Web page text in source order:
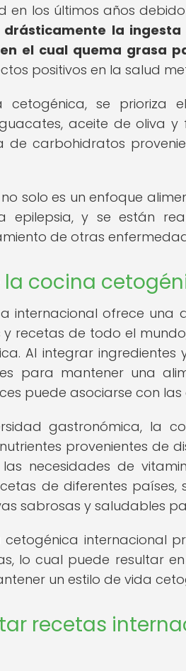
los últimos años
drásticamente la
el cual quema grasa
positivos en la salud
cetogénica, se prioriza
aceite de oliva
de carbohidratos
solo es un enfoque
y se están
de otras
la cocina
internacional ofrece
recetas de todo el
Al integrar ingredientes
para mantener una
puede asociarse con las
gastronómica, la
provenientes de
necesidades de
de diferentes
sabrosas y saludables
cetogénica internacional
lo cual puede resultar
un estilo de vida
recetas